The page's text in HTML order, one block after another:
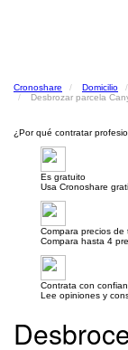
Cronoshare Domicilio
Desbrozar parcela
¿Por qué contratar
Es gratuito
Usa Cronoshare
Compara precios de
Compara hasta 4
Contrata con
Lee opiniones y